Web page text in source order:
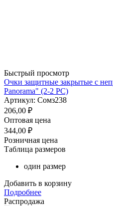
Быстрый просмотр
Очки защитные закрытые с
Panorama" (2-2 PС)
Артикул: Сомз238
206,00 ₽
Оптовая цена
344,00 ₽
Розничная цена
Таблица размеров
один размер
Добавить в корзину
Подробнее
Распродажа